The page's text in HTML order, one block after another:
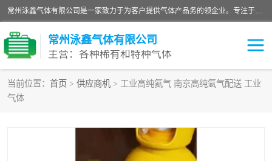
常州泳鑫气体有限公司是一家致力于为客户提供气体产品务的领企业。专注于环氧乙烷剂、环氧乙烷、高纯气体以及稀有和特种气体的研发、生产、销售和配送，产品广泛应用于医疗、电子、科研、化工、食品等多个领域。主要产品有：环氧乙烷灭菌剂，环氧乙烷，高纯氩，氮，氪，氙，氖，氘，笑，氦，氢，氧等各种稀有和特种气体。
常州泳鑫气体有限公司
主营：各种稀有和特种气体
当前位置： 首页 > 供应商机 > 工业高纯氦气 南京高纯氩气配送 工业
气体
高纯氦气
高纯氩气